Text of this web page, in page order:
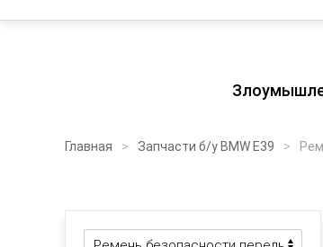
Главная Запчасти б/у BMW E39